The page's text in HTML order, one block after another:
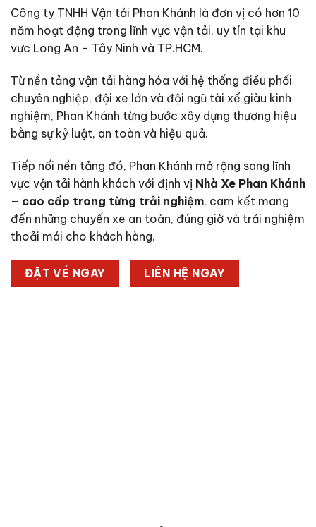
Công ty TNHH Vận tải Phan Khánh là đơn vị có hơn 10
năm hoạt động trong lĩnh vực vận tải, uy tín tại khu
vực Long An – Tây Ninh và TP.HCM.
Từ nền tảng vận tải hàng hóa với hệ thống điều phối
chuyên nghiệp, đội xe lớn và đội ngũ tài xế giàu kinh
nghiệm, Phan Khánh từng bước xây dựng thương hiệu
bằng sự kỷ luật, an toàn và hiệu quả.
Tiếp nối nền tảng đó, Phan Khánh mở rộng sang lĩnh
vực vận tải hành khách với định vị Nhà Xe Phan Khánh
– cao cấp trong từng trải nghiệm, cam kết mang
đến những chuyến xe an toàn, đúng giờ và trải nghiệm
thoải mái cho khách hàng.
ĐẶT VÉ NGAY LIÊN HỆ NGAY